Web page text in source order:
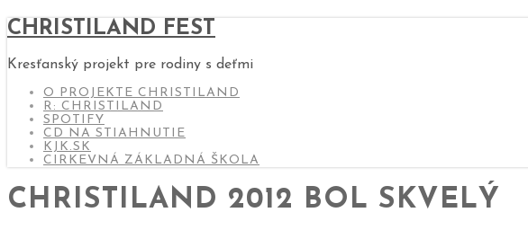
CHRISTILAND FEST
Kresťanský projekt pre rodiny s deťmi
O PROJEKTE CHRISTILAND
R: CHRISTILAND
SPOTIFY
CD NA STIAHNUTIE
KJK.SK
CIRKEVNÁ ZÁKLADNÁ ŠKOLA
CHRISTILAND 2012 BOL SKVELÝ